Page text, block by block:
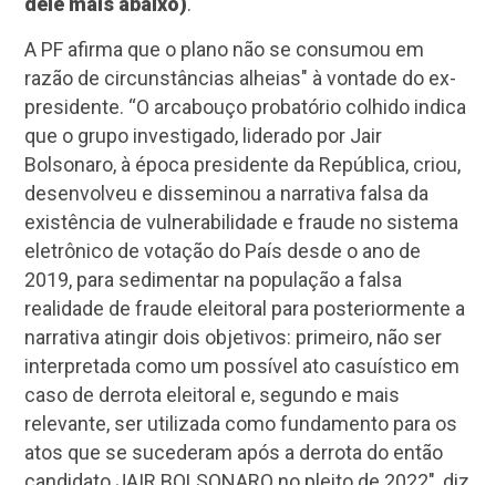
A PF afirma que o plano não se consumou em
razão de circunstâncias alheias" à vontade do ex-
presidente. “O arcabouço probatório colhido indica
que o grupo investigado, liderado por Jair
Bolsonaro, à época presidente da República, criou,
desenvolveu e disseminou a narrativa falsa da
existência de vulnerabilidade e fraude no sistema
eletrônico de votação do País desde o ano de
2019, para sedimentar na população a falsa
realidade de fraude eleitoral para posteriormente a
narrativa atingir dois objetivos: primeiro, não ser
interpretada como um possível ato casuístico em
caso de derrota eleitoral e, segundo e mais
relevante, ser utilizada como fundamento para os
atos que se sucederam após a derrota do então